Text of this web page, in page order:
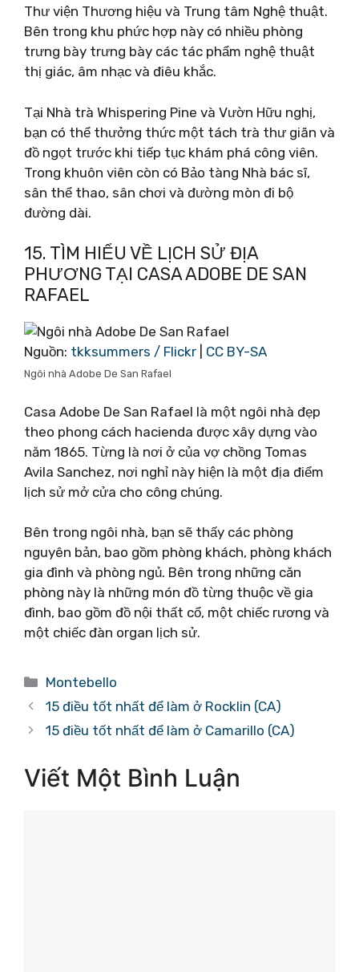
Thư viện Thương hiệu và Trung tâm Nghệ thuật.
Bên trong khu phức hợp này có nhiều phòng
trưng bày trưng bày các tác phẩm nghệ thuật
thị giác, âm nhạc và điêu khắc.
Tại Nhà trà Whispering Pine và Vườn Hữu nghị,
bạn có thể thưởng thức một tách trà thư giãn và
đồ ngọt trước khi tiếp tục khám phá công viên.
Trong khuôn viên còn có Bảo tàng Nhà bác sĩ,
sân thể thao, sân chơi và đường mòn đi bộ
đường dài.
15. TÌM HIỂU VỀ LỊCH SỬ ĐỊA
PHƯƠNG TẠI CASA ADOBE DE SAN
RAFAEL
Nguồn: tkksummers / Flickr CC BY-SA
Ngôi nhà Adobe De San Rafael
Casa Adobe De San Rafael là một ngôi nhà đẹp
theo phong cách hacienda được xây dựng vào
năm 1865. Từng là nơi ở của vợ chồng Tomas
Avila Sanchez, nơi nghỉ này hiện là một địa điểm
lịch sử mở cửa cho công chúng.
Bên trong ngôi nhà, bạn sẽ thấy các phòng
nguyên bản, bao gồm phòng khách, phòng khách
gia đình và phòng ngủ. Bên trong những căn
phòng này là những món đồ từng thuộc về gia
đình, bao gồm đồ nội thất cổ, một chiếc rương và
một chiếc đàn organ lịch sử.
Danh
mục
Montebello
15 điều tốt nhất để làm ở Rocklin (CA)
15 điều tốt nhất để làm ở Camarillo (CA)
Viết Một Bình Luận